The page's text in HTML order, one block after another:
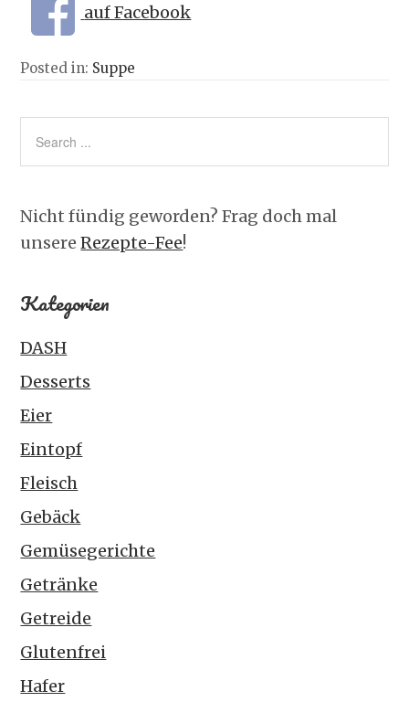
auf Facebook
Posted in: Suppe
Nicht fündig geworden? Frag doch mal
unsereRezepte-Fee!
Kategorien
DASH
Desserts
Eier
Eintopf
Fleisch
Gebäck
Gemüsegerichte
Getränke
Getreide
Glutenfrei
Hafer